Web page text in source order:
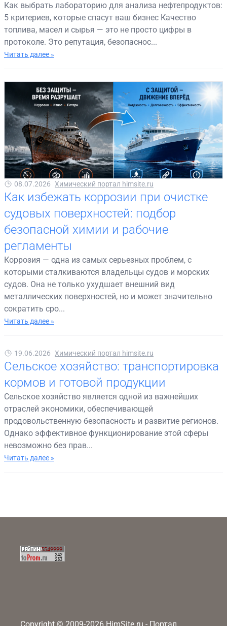
Как выбрать лабораторию для анализа нефтепродуктов:
5 критериев, которые спасут ваш бизнес Качество
топлива, масел и сырья — это не просто цифры в
протоколе. Это репутация, безопаснос...
Читать далее »
08.07.2026 Химический портал himsite.ru
Как избежать коррозии при очистке
судовых поверхностей: подбор
безопасной химии и рабочие
регламенты
Коррозия — одна из самых серьезных проблем, с
которыми сталкиваются владельцы судов и морских
судов. Она не только ухудшает внешний вид
металлических поверхностей, но и может значительно
сократить сро...
Читать далее »
19.06.2026 Химический портал himsite.ru
Сельское хозяйство: транспортировка
кормов и готовой продукции
Сельское хозяйство является одной из важнейших
отраслей экономики, обеспечивающей
продовольственную безопасность и развитие регионов.
Однако эффективное функционирование этой сферы
невозможно без прав...
Читать далее »